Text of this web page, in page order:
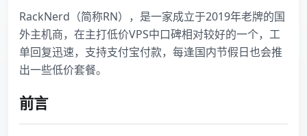
RackNerd（简称RN），是一家成立于2019年老牌的国
外主机商，在主打低价VPS中口碑相对较好的一个，工
单回复迅速，支持支付宝付款，每逢国内节假日也会推
出一些低价套餐。
前言